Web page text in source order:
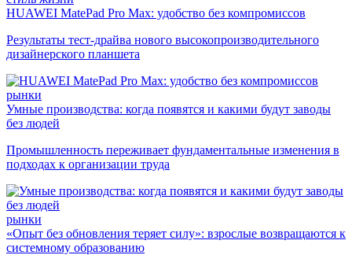
HUAWEI MatePad Pro Max: удобство без компромиссов
Результаты тест-драйва нового высокопроизводительного
дизайнерского планшета
рынки
Умные производства: когда появятся и какими будут заводы
без людей
Промышленность переживает фундаментальные изменения в
подходах к организации труда
рынки
«Опыт без обновления теряет силу»: взрослые возвращаются к
системному образованию